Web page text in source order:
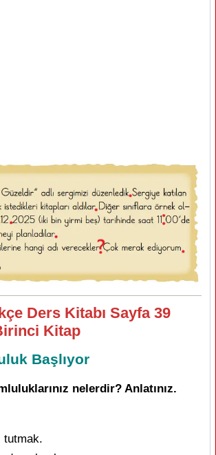
Ders Kitabı Sayfa 39
Kitap
Başlıyor
nelerdir? Anlatınız.
tutmak.